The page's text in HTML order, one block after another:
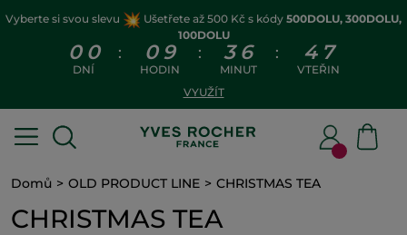
Vyberte si svou slevu Ušetřete až 500 Kč s kódy 500DOLU, 300DOLU,
100DOLU
0 0
DNÍ
: 0 9
HODIN
: 3 6
MINUT
: 4 7
VTEŘIN
VYUŽÍT
Domů OLD PRODUCT LINE CHRISTMAS TEA
CHRISTMAS TEA